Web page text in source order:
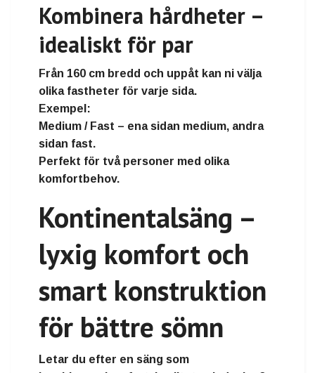
Kombinera hårdheter –
idealiskt för par
Från 160 cm bredd och uppåt kan ni välja
olika fastheter för varje sida.
Exempel:
Medium / Fast – ena sidan medium, andra
sidan fast.
Perfekt för två personer med olika
komfortbehov.
Kontinentalsäng –
lyxig komfort och
smart konstruktion
för bättre sömn
Letar du efter en säng som